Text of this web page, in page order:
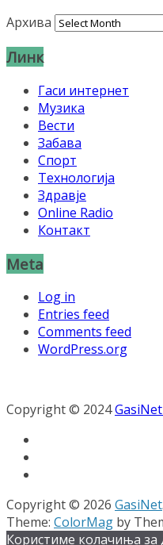
Архива
Линк
Гаси интернет
Музика
Вести
Забава
Спорт
Технологија
Здравје
Online Radio
Контакт
Meta
Log in
Entries feed
Comments feed
WordPress.org
Copyright © 2024GasiNet
Copyright © 2026 GasiNet
Theme: ColorMag by
Користиме колачиња за